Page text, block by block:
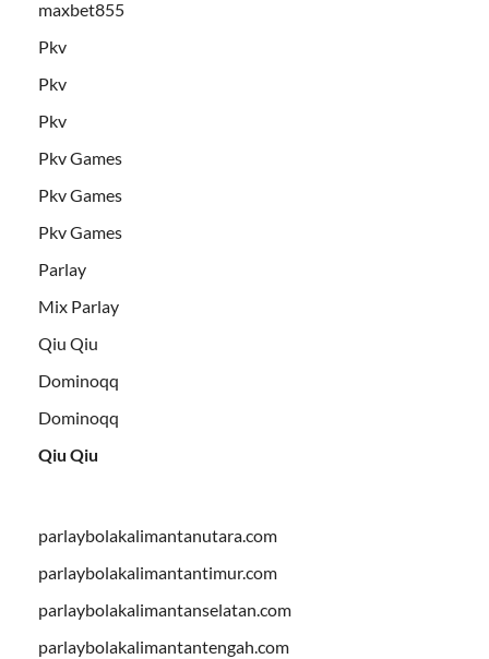
maxbet855
Pkv
Pkv
Pkv
Pkv Games
Pkv Games
Pkv Games
Parlay
Mix Parlay
Qiu Qiu
Dominoqq
Dominoqq
Qiu Qiu
parlaybolakalimantanutara.com
parlaybolakalimantantimur.com
parlaybolakalimantanselatan.com
parlaybolakalimantantengah.com